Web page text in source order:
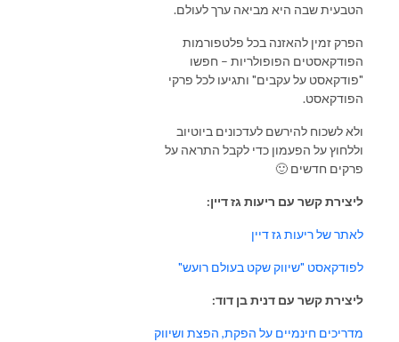
הטבעית שבה היא מביאה ערך לעולם.
הפרק זמין להאזנה בכל פלטפורמות
הפודקאסטים הפופולריות – חפשו
"פודקאסט על עקבים" ותגיעו לכל פרקי
הפודקאסט.
ולא לשכוח להירשם לעדכונים ביוטיוב
וללחוץ על הפעמון כדי לקבל התראה על
פרקים חדשים 🙂
ליצירת קשר עם ריעות גז דיין:
לאתר של ריעות גז דיין
לפודקאסט "שיווק שקט בעולם רועש"
ליצירת קשר עם דנית בן דוד:
מדריכים חינמיים על הפקת, הפצת ושיווק